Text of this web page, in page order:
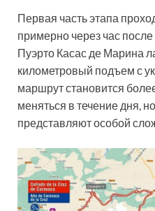
Первая часть этапа
примерно через час
Пуэрто Касас де Марина
километровый подъем с
маршрут становится
меняться в течение дня,
представляют особой